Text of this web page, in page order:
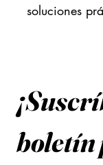
soluciones